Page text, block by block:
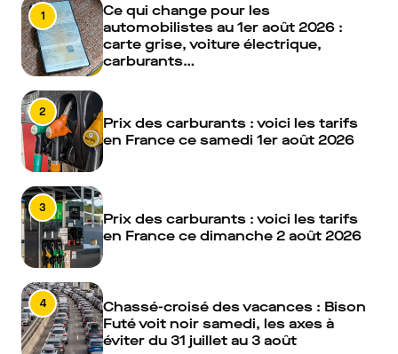
1
Ce qui change pour les
automobilistes au 1er août 2026 :
carte grise, voiture électrique,
carburants…
2
Prix des carburants : voici les tarifs
en France ce samedi 1er août 2026
3
Prix des carburants : voici les tarifs
en France ce dimanche 2 août 2026
4
Chassé-croisé des vacances : Bison
Futé voit noir samedi, les axes à
éviter du 31 juillet au 3 août